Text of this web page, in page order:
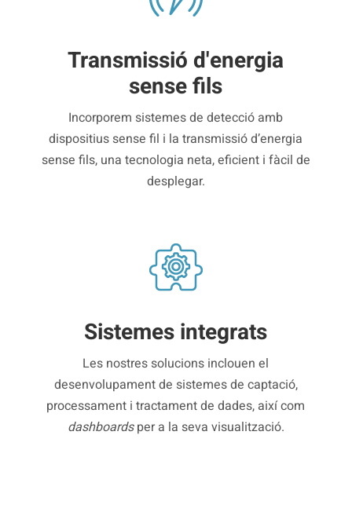
Transmissió d'energia
sense fils
Incorporem sistemes de detecció amb
dispositius sense fil i la transmissió d’energia
sense fils, una tecnologia neta, eficient i fàcil de
desplegar.
Sistemes integrats
Les nostres solucions inclouen el
desenvolupament de sistemes de captació,
processament i tractament de dades, així com
dashboardsper a la seva visualització.